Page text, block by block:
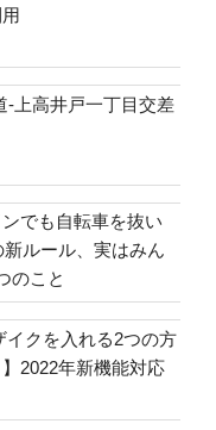
-上高井戸一丁目交差
でも自転車を抜い
ルール、実はみん
のこと
イクを入れる2つの方
2022年新機能対応